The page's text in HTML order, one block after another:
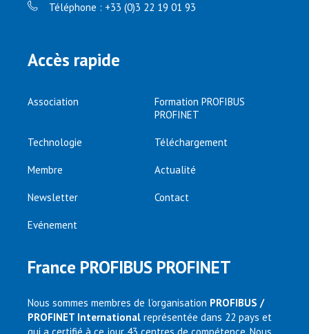
Téléphone : +33 (0)3 22 19 01 93
Accès rapide
Association
Formation PROFIBUS
PROFINET
Technologie Téléchargement
Membre Actualité
Newsletter Contact
Evénement
France PROFIBUS PROFINET
Nous sommes membres de l’organisation PROFIBUS /
PROFINET International représentée dans 22 pays et